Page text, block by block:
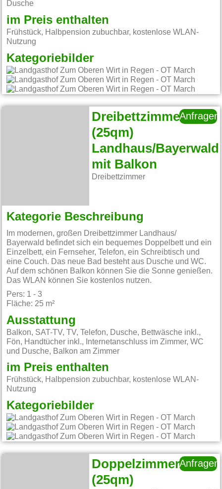
Dusche
im Preis enthalten
Frühstück, Halbpension zubuchbar, kostenlose WLAN-
Nutzung
Kategoriebilder
Dreibettzimmer
(25qm)
Landhaus/Bayerwald
mit Balkon
Dreibettzimmer
Anfragen
Kategorie Beschreibung
Im modernen, großen Dreibettzimmer Landhaus/
Bayerwald befindet sich ein bequemes Doppelbett und ein
Einzelbett, ein Fernseher, Telefon, ein Schreibtisch und
eine Couch. Das neue Bad besteht aus Dusche und WC.
Auf dem schönen Balkon können Sie die Sonne genießen.
Das WLAN können Sie kostenlos nutzen.
Pers: 1 - 3
Fläche: 25 m²
Ausstattung
Balkon, SAT-TV, TV, Telefon, Dusche, Bettwäsche inkl.,
Fön, Handtücher inkl., Internetanschluss im Zimmer, WC
und Dusche, Balkon am Zimmer
im Preis enthalten
Frühstück, Halbpension zubuchbar, kostenlose WLAN-
Nutzung
Kategoriebilder
Doppelzimmer
(25qm)
Anfragen